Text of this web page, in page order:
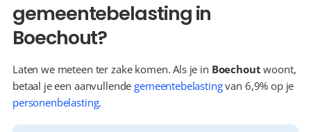
gemeentebelasting in
Boechout?
Laten we meteen ter zake komen. Als je in Boechout woont,
betaal je een aanvullende gemeentebelasting
personenbelasting.